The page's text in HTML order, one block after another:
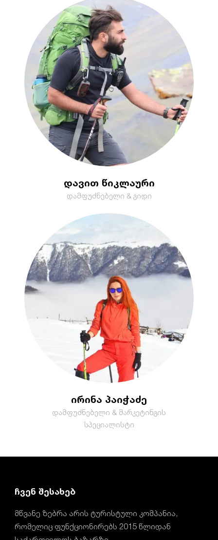
დავით წიკლაური
დამფუძნებელი & გიდი
ირინა პაიჭაძე
დამფუძნებელი & მარკეტინგის
სპეციალისტი
ჩვენ შესახებ
მწვანე ზებრა არის ტურისტული კომპანია,
რომელიც ფუნქციონირებს 2015 წლიდან